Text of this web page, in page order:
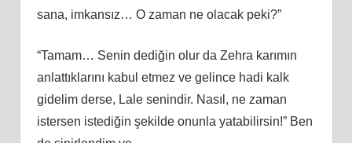
sana, imkansız… O zaman ne olacak peki?”
“Tamam… Senin dediğin olur da Zehra karımın
anlattıklarını kabul etmez ve gelince hadi kalk
gidelim derse, Lale senindir. Nasıl, ne zaman
istersen istediğin şekilde onunla yatabilirsin!” Ben